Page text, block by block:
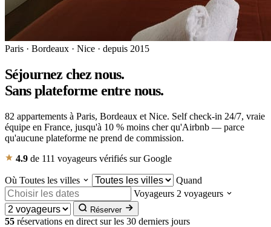
Paris · Bordeaux · Nice · depuis 2015
Séjournez chez nous.
Sans plateforme entre nous.
82 appartements à Paris, Bordeaux et Nice. Self check-in 24/7, vraie
équipe en France, jusqu'à 10 % moins cher qu'Airbnb — parce
qu'aucune plateforme ne prend de commission.
4.9 de 111 voyageurs vérifiés sur Google
Où Toutes les villes
Quand
Voyageurs 2 voyageurs
Réserver
55 réservations en direct sur les 30 derniers jours